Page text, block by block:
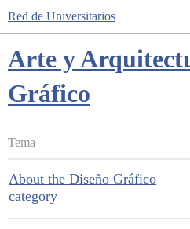
Red de Universitarios
Arte y
Gráfico
Tema
About the Diseño Gráfico
category